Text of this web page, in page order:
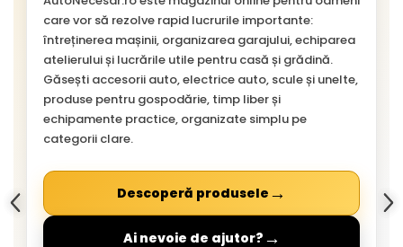
care vor să rezolve rapid lucrurile importante:
întreținerea mașinii, organizarea garajului, echiparea
atelierului și lucrările utile pentru casă și grădină.
Găsești accesorii auto, electrice auto, scule și unelte,
produse pentru gospodărie, timp liber și
echipamente practice, organizate simplu pe
categorii clare.
Descoperă produsele →
Ai nevoie de ajutor? →